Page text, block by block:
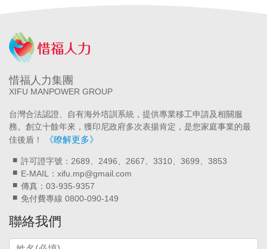
惜福人力集團
XIFU MANPOWER GROUP
台灣合法認證、自有海外培訓系統，提供專業移工申請及相關服
務。創立十餘年來，獲印尼政府多次表揚肯定，是您家庭事業的最
佳後盾！
《瞭解更多》
許可證字號：2689、2496、2667、3310、3699、3853
E-MAIL：xifu.mp@gmail.com
傳真：03-935-9357
免付費專線 0800-090-149
聯絡我們